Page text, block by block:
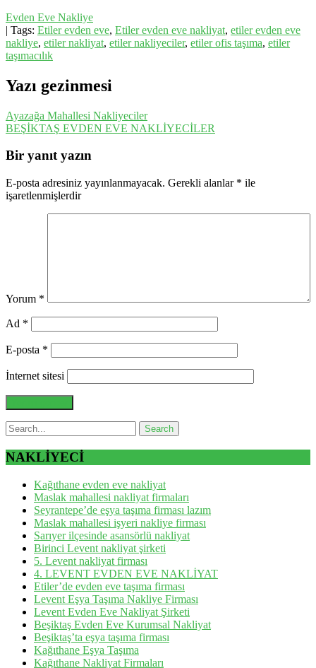
Evden Eve Nakliye
| Tags: Etiler evden eve, Etiler evden eve nakliyat, etiler evden eve
nakliye, etiler nakliyat, etiler nakliyeciler, etiler ofis taşıma, etiler
taşımacılık
Yazı gezinmesi
Ayazağa Mahallesi Nakliyeciler
BEŞİKTAŞ EVDEN EVE NAKLİYECİLER
Bir yanıt yazın
E-posta adresiniz yayınlanmayacak. Gerekli alanlar * ile
işaretlenmişlerdir
Yorum *
Ad *
E-posta *
İnternet sitesi
NAKLİYECİ
Kağıthane evden eve nakliyat
Maslak mahallesi nakliyat firmaları
Seyrantepe’de eşya taşıma firması lazım
Maslak mahallesi işyeri nakliye firması
Sarıyer ilçesinde asansörlü nakliyat
Birinci Levent nakliyat şirketi
5. Levent nakliyat firması
4. LEVENT EVDEN EVE NAKLİYAT
Etiler’de evden eve taşıma firması
Levent Eşya Taşıma Nakliye Firması
Levent Evden Eve Nakliyat Şirketi
Beşiktaş Evden Eve Kurumsal Nakliyat
Beşiktaş’ta eşya taşıma firması
Kağıthane Eşya Taşıma
Kağıthane Nakliyat Firmaları